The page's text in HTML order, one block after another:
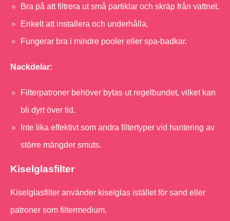
Bra på att filtrera ut små partiklar och skräp från vattnet.
Enkelt att installera och underhålla.
Fungerar bra i mindre pooler eller spa-badkar.
Nackdelar:
Filterpatroner behöver bytas ut regelbundet, vilket kan
bli dyrt över tid.
Inte lika effektivt som andra filtertyper vid hantering av
större mängder smuts.
Kiselglasfilter
Kiselglasfilter använder kiselglas istället för sand eller
patroner som filtermedium.